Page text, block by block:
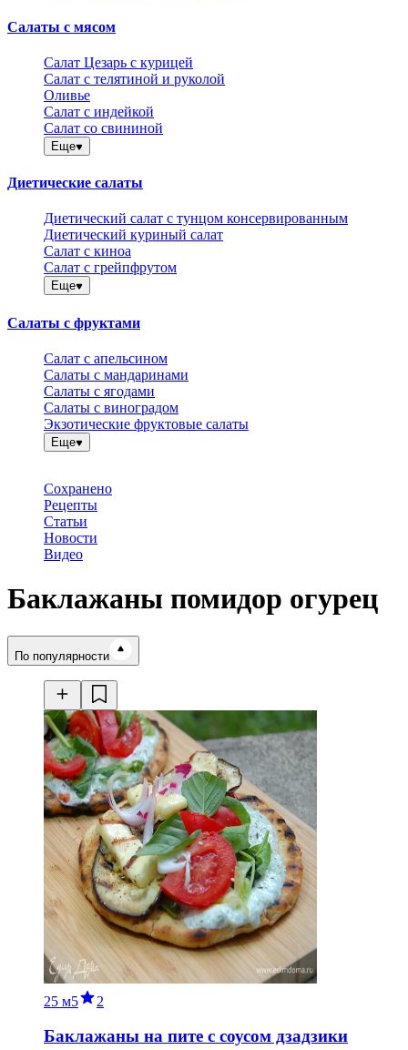
Салаты с мясом
Салат Цезарь с курицей
Салат с телятиной и руколой
Оливье
Салат с индейкой
Салат со свининой
Еще
Диетические салаты
Диетический салат с тунцом консервированным
Диетический куриный салат
Салат с киноа
Салат с грейпфрутом
Еще
Салаты с фруктами
Салат с апельсином
Салаты с мандаринами
Салаты с ягодами
Салаты с виноградом
Экзотические фруктовые салаты
Еще
Сохранено
Рецепты
Статьи
Новости
Видео
Баклажаны помидор огурец
Время готовки
По популярности
25 м5 2
Баклажаны на пите с соусом дзадзики